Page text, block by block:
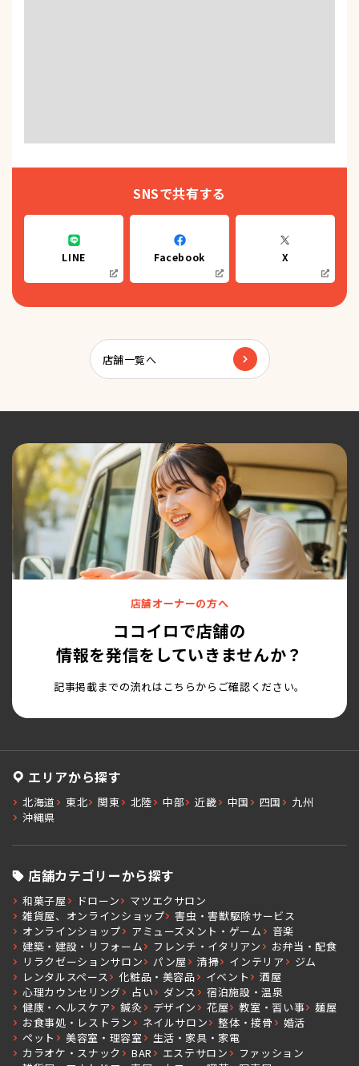
SNSで共有する
LINE Facebook X
店舗一覧へ
店舗オーナーの方へ
ココイロで店舗の
情報を発信をしていきませんか？
記事掲載までの流れはこちらからご確認ください。
エリアから探す
北海道 東北 関東 北陸 中部 近畿 中国 四国
九州
沖縄県
店舗カテゴリーから探す
和菓子屋 ドローン
マツエクサロン
雑貨屋、オンラインショップ
害虫・害獣駆除サービス
オンラインショップ
アミューズメント・ゲーム
音楽
建築・建設・リフォーム
フレンチ・イタリアン
お弁当・配食
リラクゼーションサロン
パン屋 清掃 インテリア
ジム
レンタルスペース
化粧品・美容品 イベント
酒屋
心理カウンセリング
占い ダンス
宿泊施設・温泉
健康・ヘルスケア
鍼灸 デザイン 花屋 教室・習い事
麺屋
お食事処・レストラン
ネイルサロン 整体・接骨
婚活
ペット
美容室・理容室
生活・家具・家電
カラオケ・スナック
BAR エステサロン
ファッション